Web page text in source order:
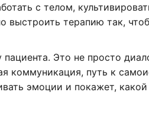
с телом,
терапию так,
Это не просто
коммуникация, путь к
эмоции и покажет,